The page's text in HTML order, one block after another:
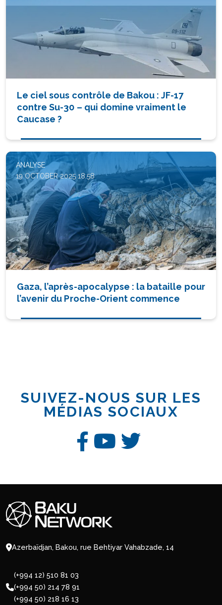
Le ciel sous contrôle de Bakou : JF-17
contre Su-30 – qui domine vraiment le
Caucase ?
ANALYSE
19 OCTOBER 2025 18:58
Gaza, l’après-apocalypse : la bataille pour
l’avenir du Proche-Orient commence
SUIVEZ-NOUS SUR LES
MÉDIAS SOCIAUX
Azerbaïdjan, Bakou, rue Behtiyar Vahabzade, 14
(+994 12) 510 81 03
(+994 50) 214 78 91
(+994 50) 218 16 13